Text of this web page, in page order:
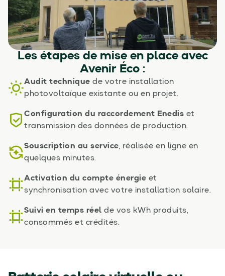
Les étapes de mise en place avec
Avenir Éco :
Audit technique de votre installation
photovoltaïque existante ou en projet.
Configuration du raccordement Enedis et
transmission des données de production.
Souscription au service, réalisée en ligne en
quelques minutes.
Activation du compte énergie et
synchronisation avec votre installation solaire.
Suivi en temps réel de vos kWh produits,
consommés et crédités.